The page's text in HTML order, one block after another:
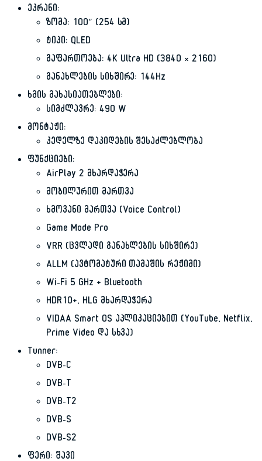
ეკრანი:
ზომა: 100″ (254 სმ)
ტიპი: QLED
გაფართოება: 4K Ultra HD (3840 × 2160)
განახლების სიხშირე: 144Hz
ხმის მახასიათებლები:
სიმძლავრე: 490 W
მონტაჟი:
კედელზე დაკიდების შესაძლებლობა
ფუნქციები:
AirPlay 2 მხარდაჭერა
მობილურით მართვა
ხმოვანი მართვა (Voice Control)
Game Mode Pro
VRR (ცვლადი განახლების სიხშირე)
ALLM (ავტომატური თამაშის რეჟიმი)
Wi-Fi 5 GHz + Bluetooth
HDR10+, HLG მხარდაჭერა
VIDAA Smart OS აპლიკაციებით (YouTube, Netflix,
Prime Video და სხვა)
Tunner:
DVB-C
DVB-T
DVB-T2
DVB-S
DVB-S2
ფერი: შავი